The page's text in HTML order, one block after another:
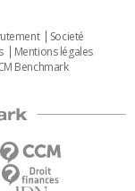
Societé
Mentions légales
Benchmark